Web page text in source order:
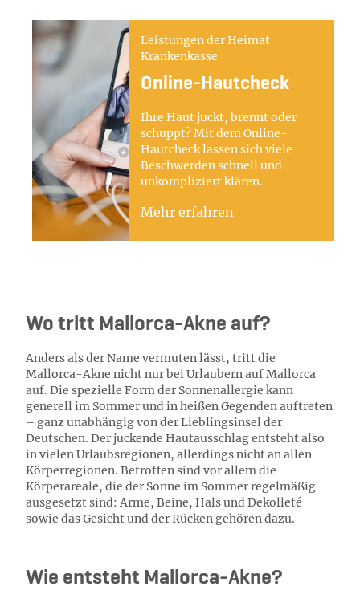
Leistungen der Heimat
Krankenkasse
Online-Hautcheck
Ihre Haut juckt, brennt oder
schuppt? Mit dem Online-
Hautcheck lassen sich viele
Beschwerden schnell und
unkompliziert klären.
Mehr erfahren
Wo tritt Mallorca-Akne auf?
Anders als der Name vermuten lässt, tritt die
Mallorca-Akne nicht nur bei Urlaubern auf Mallorca
auf. Die spezielle Form der Sonnenallergie kann
generell im Sommer und in heißen Gegenden auftreten
– ganz unabhängig von der Lieblingsinsel der
Deutschen. Der juckende Hautausschlag entsteht also
in vielen Urlaubsregionen, allerdings nicht an allen
Körperregionen. Betroffen sind vor allem die
Körperareale, die der Sonne im Sommer regelmäßig
ausgesetzt sind: Arme, Beine, Hals und Dekolleté
sowie das Gesicht und der Rücken gehören dazu.
Wie entsteht Mallorca-Akne?